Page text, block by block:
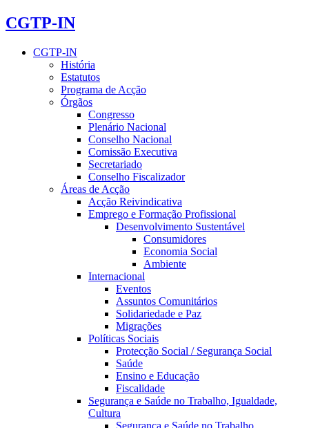
CGTP-IN
CGTP-IN
História
Estatutos
Programa de Acção
Órgãos
Congresso
Plenário Nacional
Conselho Nacional
Comissão Executiva
Secretariado
Conselho Fiscalizador
Áreas de Acção
Acção Reivindicativa
Emprego e Formação Profissional
Desenvolvimento Sustentável
Consumidores
Economia Social
Ambiente
Internacional
Eventos
Assuntos Comunitários
Solidariedade e Paz
Migrações
Políticas Sociais
Protecção Social / Segurança Social
Saúde
Ensino e Educação
Fiscalidade
Segurança e Saúde no Trabalho, Igualdade,
Cultura
Segurança e Saúde no Trabalho